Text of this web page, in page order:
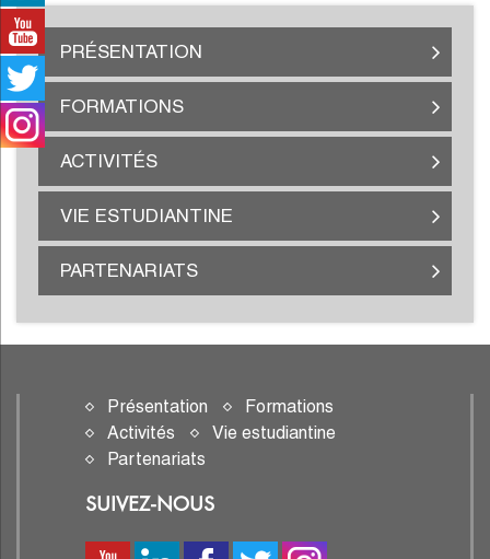
PRÉSENTATION
FORMATIONS
ACTIVITÉS
VIE ESTUDIANTINE
PARTENARIATS
Présentation
Formations
Activités
Vie estudiantine
Partenariats
SUIVEZ-NOUS